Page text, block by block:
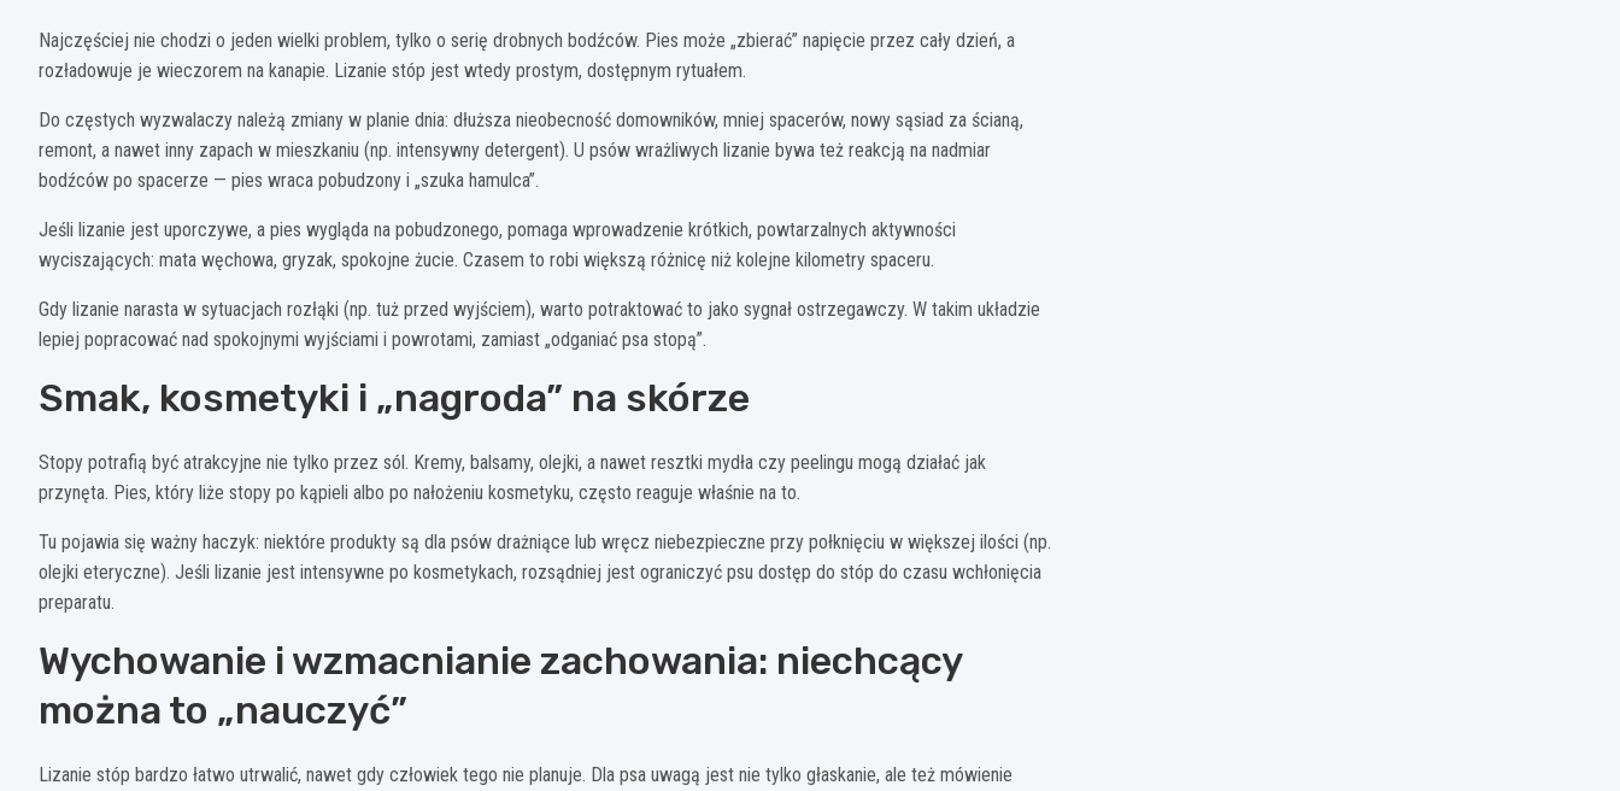
Najczęściej nie chodzi o jeden wielki problem, tylko o serię drobnych bodźców. Pies może „zbierać” napięcie przez cały dzień, a
rozładowuje je wieczorem na kanapie. Lizanie stóp jest wtedy prostym, dostępnym rytuałem.
Do częstych wyzwalaczy należą zmiany w planie dnia: dłuższa nieobecność domowników, mniej spacerów, nowy sąsiad za ścianą,
remont, a nawet inny zapach w mieszkaniu (np. intensywny detergent). U psów wrażliwych lizanie bywa też reakcją na nadmiar
bodźców po spacerze — pies wraca pobudzony i „szuka hamulca”.
Jeśli lizanie jest uporczywe, a pies wygląda na pobudzonego, pomaga wprowadzenie krótkich, powtarzalnych aktywności
wyciszających: mata węchowa, gryzak, spokojne żucie. Czasem to robi większą różnicę niż kolejne kilometry spaceru.
Gdy lizanie narasta w sytuacjach rozłąki (np. tuż przed wyjściem), warto potraktować to jako sygnał ostrzegawczy. W takim układzie
lepiej popracować nad spokojnymi wyjściami i powrotami, zamiast „odganiać psa stopą”.
Smak, kosmetyki i „nagroda” na skórze
Stopy potrafią być atrakcyjne nie tylko przez sól. Kremy, balsamy, olejki, a nawet resztki mydła czy peelingu mogą działać jak
przynęta. Pies, który liże stopy po kąpieli albo po nałożeniu kosmetyku, często reaguje właśnie na to.
Tu pojawia się ważny haczyk: niektóre produkty są dla psów drażniące lub wręcz niebezpieczne przy połknięciu w większej ilości (np.
olejki eteryczne). Jeśli lizanie jest intensywne po kosmetykach, rozsądniej jest ograniczyć psu dostęp do stóp do czasu wchłonięcia
preparatu.
Wychowanie i wzmacnianie zachowania: niechcący
można to „nauczyć”
Lizanie stóp bardzo łatwo utrwalić, nawet gdy człowiek tego nie planuje. Dla psa uwagą jest nie tylko głaskanie, ale też mówienie